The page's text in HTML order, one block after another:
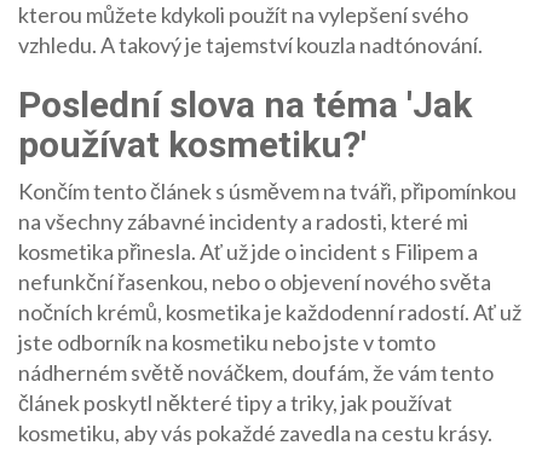
kterou můžete kdykoli použít na vylepšení svého
vzhledu. A takový je tajemství kouzla nadtónování.
Poslední slova na téma 'Jak
používat kosmetiku?'
Končím tento článek s úsměvem na tváři, připomínkou
na všechny zábavné incidenty a radosti, které mi
kosmetika přinesla. Ať už jde o incident s Filipem a
nefunkční řasenkou, nebo o objevení nového světa
nočních krémů, kosmetika je každodenní radostí. Ať už
jste odborník na kosmetiku nebo jste v tomto
nádherném světě nováčkem, doufám, že vám tento
článek poskytl některé tipy a triky, jak používat
kosmetiku, aby vás pokaždé zavedla na cestu krásy.